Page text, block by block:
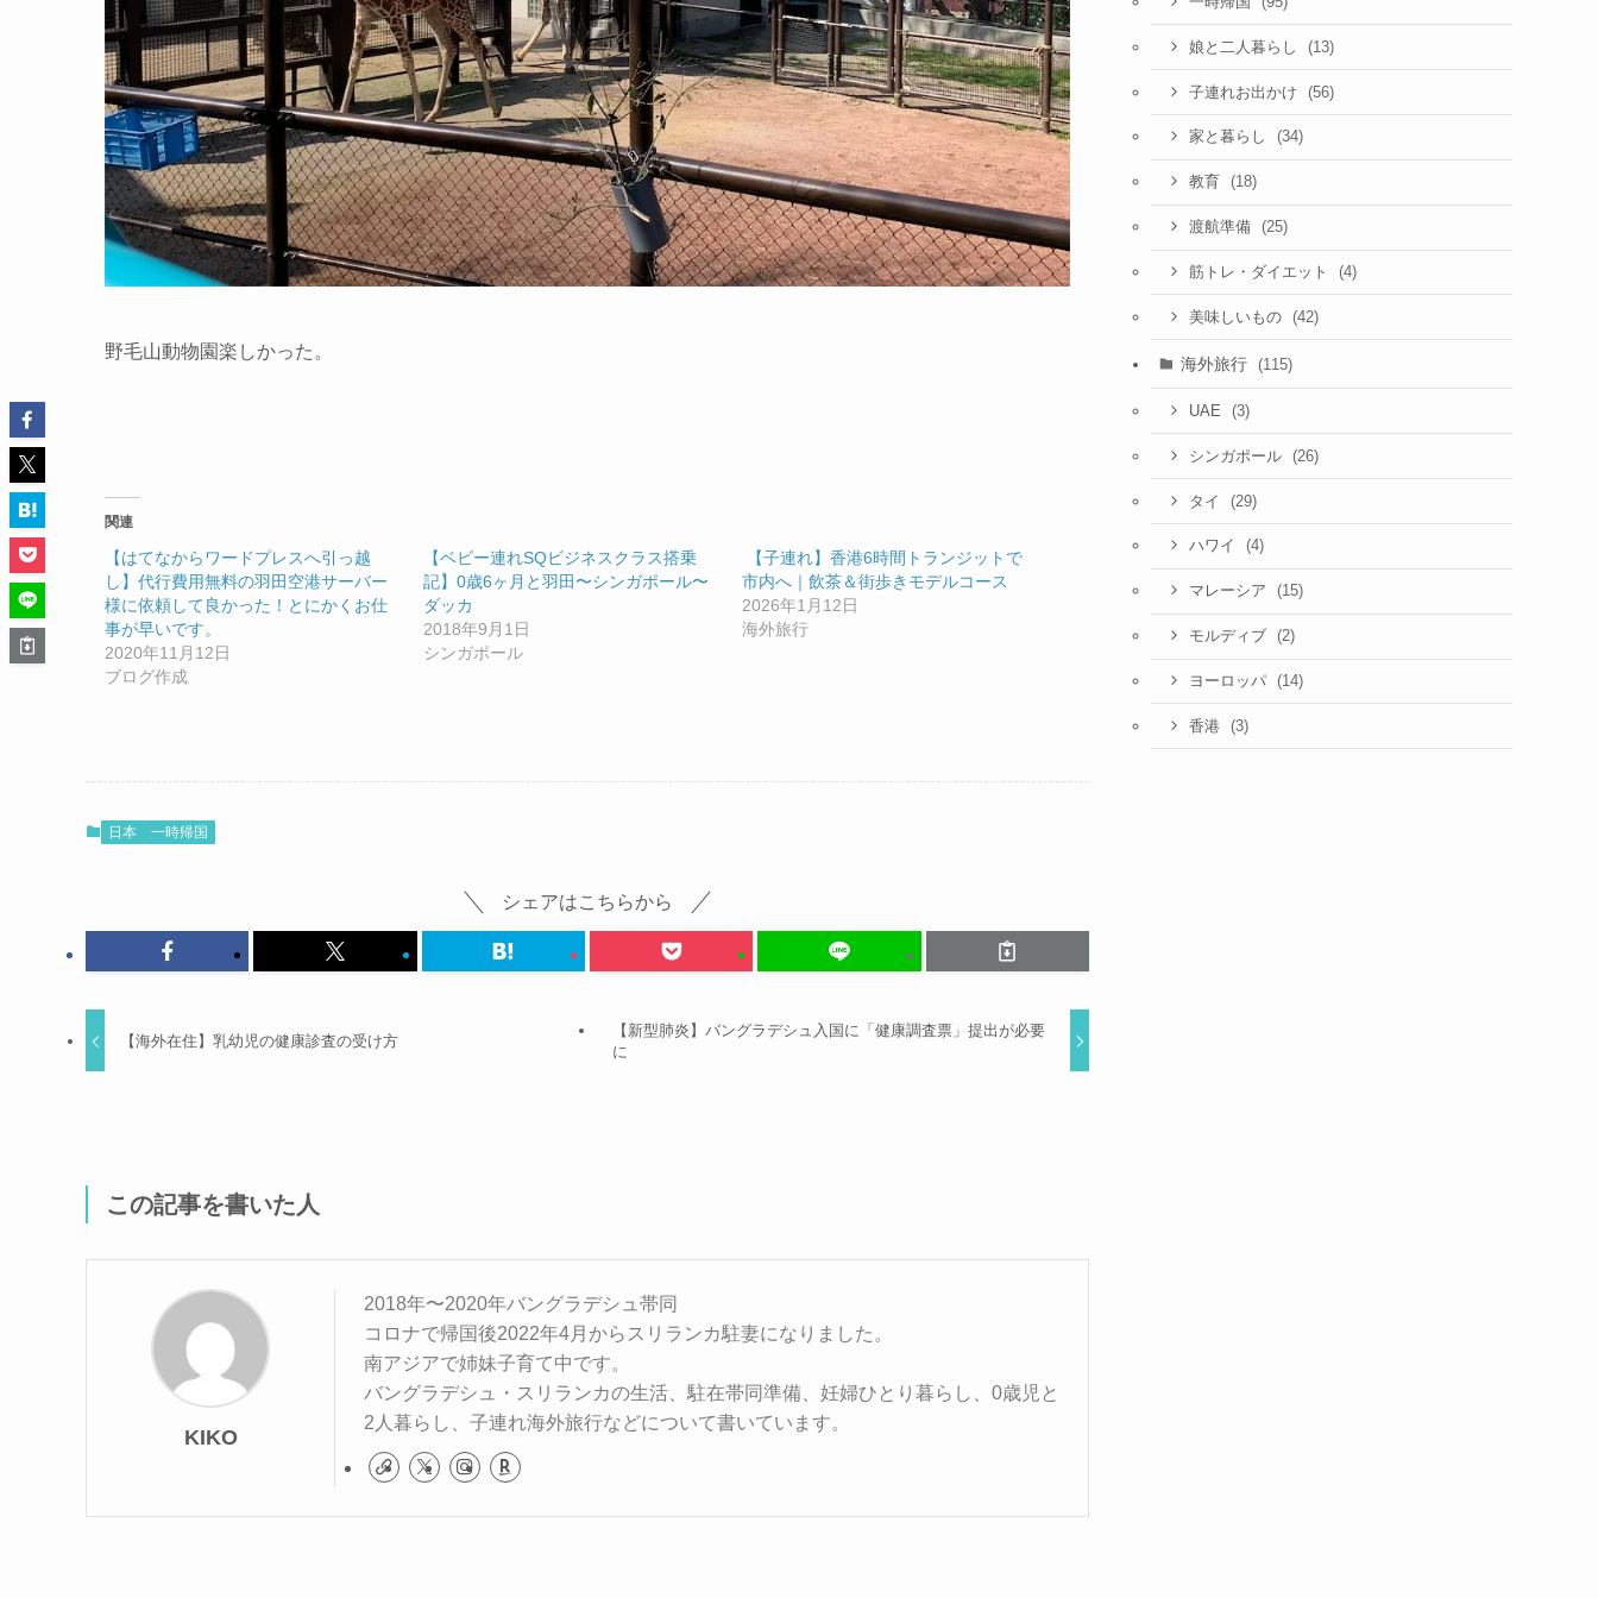
野毛山動物園楽しかった。
関連
【はてなからワードプレスへ引っ越
し】代行費用無料の羽田空港サーバー
様に依頼して良かった！とにかくお仕
事が早いです。
2020年11月12日
ブログ作成
【ベビー連れSQビジネスクラス搭乗
記】0歳6ヶ月と羽田〜シンガポール〜
ダッカ
2018年9月1日
シンガポール
【子連れ】香港6時間トランジットで
市内へ｜飲茶＆街歩きモデルコース
2026年1月12日
海外旅行
日本 一時帰国
シェアはこちらから
【海外在住】乳幼児の健康診査の受け方
【新型肺炎】バングラデシュ入国に「健康調査票」提出が必要
に
この記事を書いた人
KIKO
2018年〜2020年バングラデシュ帯同
コロナで帰国後2022年4月からスリランカ駐妻になりました。
南アジアで姉妹子育て中です。
バングラデシュ・スリランカの生活、駐在帯同準備、妊婦ひとり暮らし、0歳児と
2人暮らし、子連れ海外旅行などについて書いています。
娘と二人暮らし (13)
子連れお出かけ (56)
家と暮らし (34)
教育 (18)
渡航準備 (25)
筋トレ・ダイエット (4)
美味しいもの (42)
海外旅行 (115)
UAE (3)
シンガポール (26)
タイ (29)
ハワイ (4)
マレーシア (15)
モルディブ (2)
ヨーロッパ (14)
香港 (3)